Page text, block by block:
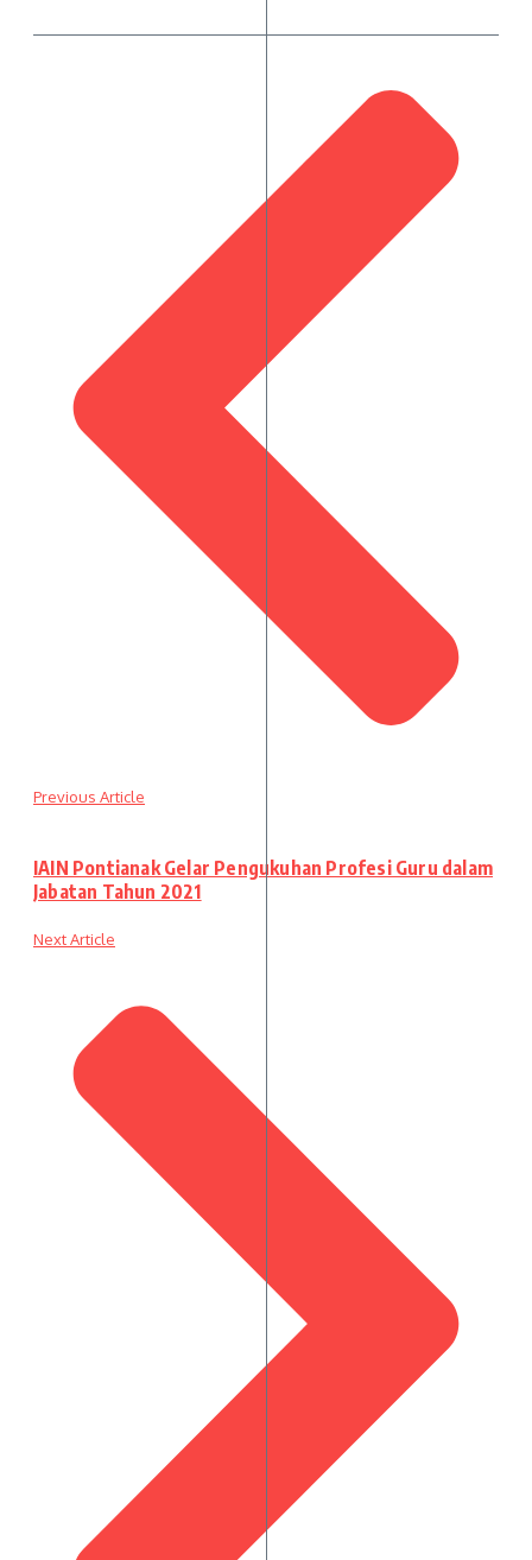
Previous Article
IAIN Pontianak Gelar Pengukuhan Profesi Guru dalam
Jabatan Tahun 2021
Next Article